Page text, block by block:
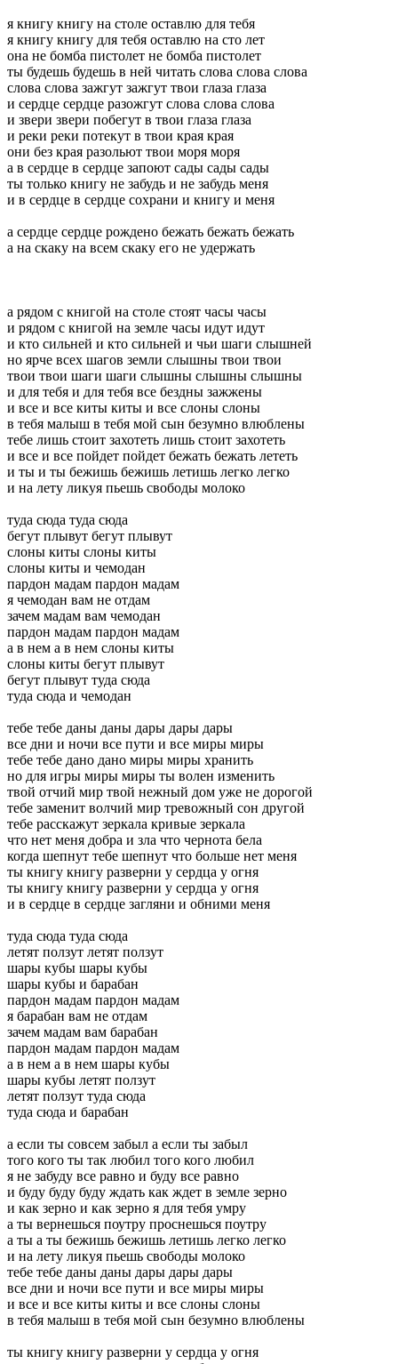
я книгу книгу на столе оставлю для тебя
я книгу книгу для тебя оставлю на сто лет
она не бомба пистолет не бомба пистолет
ты будешь будешь в ней читать слова слова слова
слова слова зажгут зажгут твои глаза глаза
и сердце сердце разожгут слова слова слова
и звери звери побегут в твои глаза глаза
и реки реки потекут в твои края края
они без края разольют твои моря моря
а в сердце в сердце запоют сады сады сады
ты только книгу не забудь и не забудь меня
и в сердце в сердце сохрани и книгу и меня
а сердце сердце рождено бежать бежать бежать
а на скаку на всем скаку его не удержать
а рядом с книгой на столе стоят часы часы
и рядом с книгой на земле часы идут идут
и кто сильней и кто сильней и чьи шаги слышней
но ярче всех шагов земли слышны твои твои
твои твои шаги шаги слышны слышны слышны
и для тебя и для тебя все бездны зажжены
и все и все киты киты и все слоны слоны
в тебя малыш в тебя мой сын безумно влюблены
тебе лишь стоит захотеть лишь стоит захотеть
и все и все пойдет пойдет бежать бежать лететь
и ты и ты бежишь бежишь летишь легко легко
и на лету ликуя пьешь свободы молоко
туда сюда туда сюда
бегут плывут бегут плывут
слоны киты слоны киты
слоны киты и чемодан
пардон мадам пардон мадам
я чемодан вам не отдам
зачем мадам вам чемодан
пардон мадам пардон мадам
а в нем а в нем слоны киты
слоны киты бегут плывут
бегут плывут туда сюда
туда сюда и чемодан
тебе тебе даны даны дары дары дары
все дни и ночи все пути и все миры миры
тебе тебе дано дано миры миры хранить
но для игры миры миры ты волен изменить
твой отчий мир твой нежный дом уже не дорогой
тебе заменит волчий мир тревожный сон другой
тебе расскажут зеркала кривые зеркала
что нет меня добра и зла что чернота бела
когда шепнут тебе шепнут что больше нет меня
ты книгу книгу разверни у сердца у огня
ты книгу книгу разверни у сердца у огня
и в сердце в сердце загляни и обними меня
туда сюда туда сюда
летят ползут летят ползут
шары кубы шары кубы
шары кубы и барабан
пардон мадам пардон мадам
я барабан вам не отдам
зачем мадам вам барабан
пардон мадам пардон мадам
а в нем а в нем шары кубы
шары кубы летят ползут
летят ползут туда сюда
туда сюда и барабан
а если ты совсем забыл а если ты забыл
того кого ты так любил того кого любил
я не забуду все равно и буду все равно
и буду буду буду ждать как ждет в земле зерно
и как зерно и как зерно я для тебя умру
а ты вернешься поутру проснешься поутру
а ты а ты бежишь бежишь летишь легко легко
и на лету ликуя пьешь свободы молоко
тебе тебе даны даны дары дары дары
все дни и ночи все пути и все миры миры
и все и все киты киты и все слоны слоны
в тебя малыш в тебя мой сын безумно влюблены
ты книгу книгу разверни у сердца у огня